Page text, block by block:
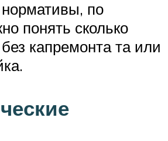
по
понять сколько
капремонта та или